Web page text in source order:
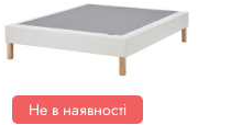
Не в наявності